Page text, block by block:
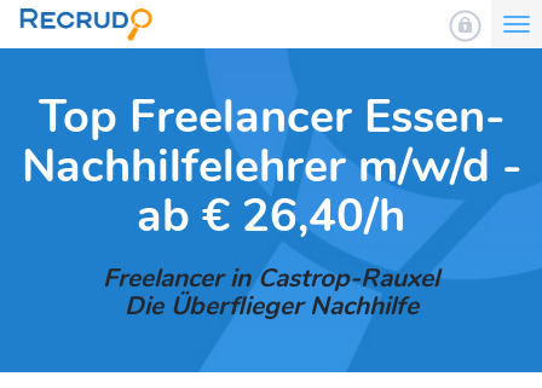
Top Freelancer Essen-
Nachhilfelehrer m/w/d -
ab € 26,40/h
Freelancer in Castrop-Rauxel
Die Überflieger Nachhilfe